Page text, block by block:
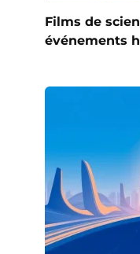
Films de
événements